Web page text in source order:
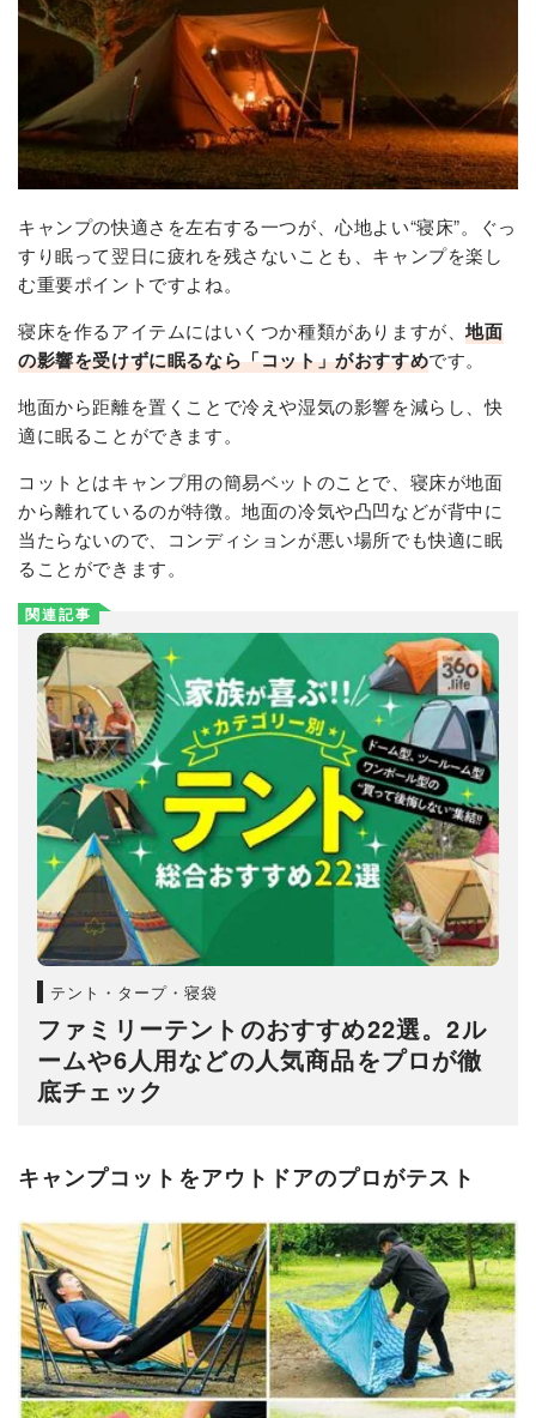
キャンプの快適さを左右する一つが、心地よい“寝床”。ぐっ
すり眠って翌日に疲れを残さないことも、キャンプを楽し
む重要ポイントですよね。
寝床を作るアイテムにはいくつか種類がありますが、地面
の影響を受けずに眠るなら「コット」がおすすめです。
地面から距離を置くことで冷えや湿気の影響を減らし、快
適に眠ることができます。
コットとはキャンプ用の簡易ベットのことで、寝床が地面
から離れているのが特徴。地面の冷気や凸凹などが背中に
当たらないので、コンディションが悪い場所でも快適に眠
ることができます。
関連記事
テント・タープ・寝袋
ファミリーテントのおすすめ22選。2ル
ームや6人用などの人気商品をプロが徹
底チェック
キャンプコットをアウトドアのプロがテスト